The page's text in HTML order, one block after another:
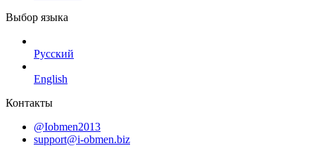
Выбор языка
Русский
English
Контакты
@Iobmen2013
support@i-obmen.biz